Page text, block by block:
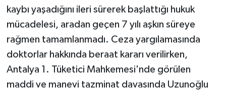
kaybı yaşadığını ileri sürerek başlattığı hukuk
mücadelesi, aradan geçen 7 yılı aşkın süreye
rağmen tamamlanmadı. Ceza yargılamasında
doktorlar hakkında beraat kararı verilirken,
Antalya 1. Tüketici Mahkemesi'nde görülen
maddi ve manevi tazminat davasında Uzunoğlu